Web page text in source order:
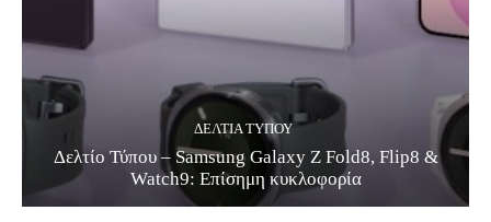
ΔΕΛΤΊΑ ΤΎΠΟΥ
Δελτίο Τύπου – Samsung Galaxy Z Fold8, Flip8 &
Watch9: Επίσημη κυκλοφορία